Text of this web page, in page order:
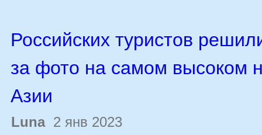
Российских туристов
за фото на самом высоком
Азии
Luna2 янв 2023